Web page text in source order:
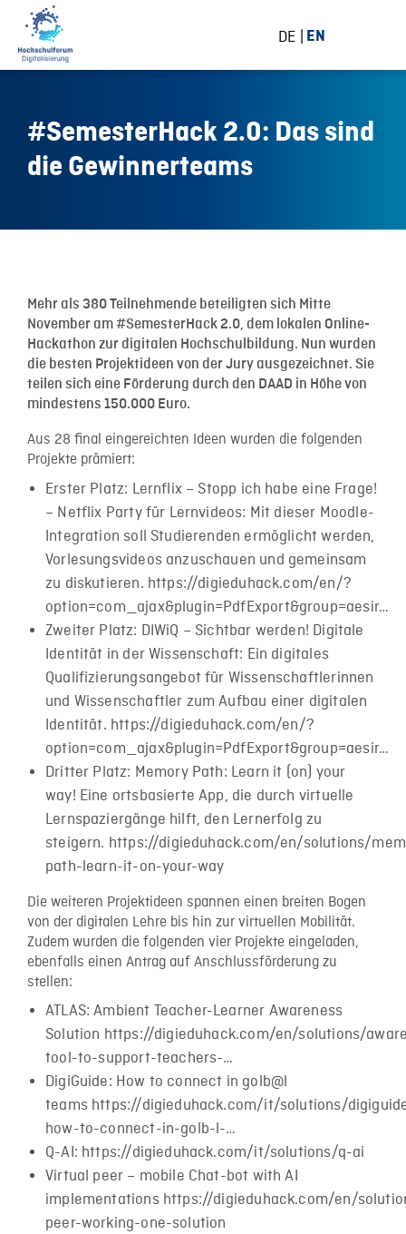
DE EN
#SemesterHack 2.0: Das sind
die Gewinnerteams
Mehr als 380 Teilnehmende beteiligten sich Mitte
November am #SemesterHack 2.0, dem lokalen Online-
Hackathon zur digitalen Hochschulbildung. Nun wurden
die besten Projektideen von der Jury ausgezeichnet. Sie
teilen sich eine Förderung durch den DAAD in Höhe von
mindestens 150.000 Euro.
Aus 28 final eingereichten Ideen wurden die folgenden
Projekte prämiert:
Erster Platz: Lernflix – Stopp ich habe eine Frage!
– Netflix Party für Lernvideos: Mit dieser Moodle-
Integration soll Studierenden ermöglicht werden,
Vorlesungsvideos anzuschauen und gemeinsam
zu diskutieren. https://digieduhack.com/en/?
option=com_ajax&plugin=PdfExport&group=aesir…
Zweiter Platz: DIWiQ – Sichtbar werden! Digitale
Identität in der Wissenschaft: Ein digitales
Qualifizierungsangebot für Wissenschaftlerinnen
und Wissenschaftler zum Aufbau einer digitalen
Identität. https://digieduhack.com/en/?
option=com_ajax&plugin=PdfExport&group=aesir…
Dritter Platz: Memory Path: Learn it (on) your
way! Eine ortsbasierte App, die durch virtuelle
Lernspaziergänge hilft, den Lernerfolg zu
steigern. https://digieduhack.com/en/solutions/
path-learn-it-on-your-way
Die weiteren Projektideen spannen einen breiten Bogen
von der digitalen Lehre bis hin zur virtuellen Mobilität.
Zudem wurden die folgenden vier Projekte eingeladen,
ebenfalls einen Antrag auf Anschlussförderung zu
stellen:
ATLAS: Ambient Teacher-Learner Awareness
Solution https://digieduhack.com/en/solutions/
tool-to-support-teachers-…
DigiGuide: How to connect in golb@l
teams https://digieduhack.com/it/solutions/
how-to-connect-in-golb-l-…
Q-AI: https://digieduhack.com/it/solutions/q-ai
Virtual peer – mobile Chat-bot with AI
implementations https://digieduhack.com/en/
peer-working-one-solution